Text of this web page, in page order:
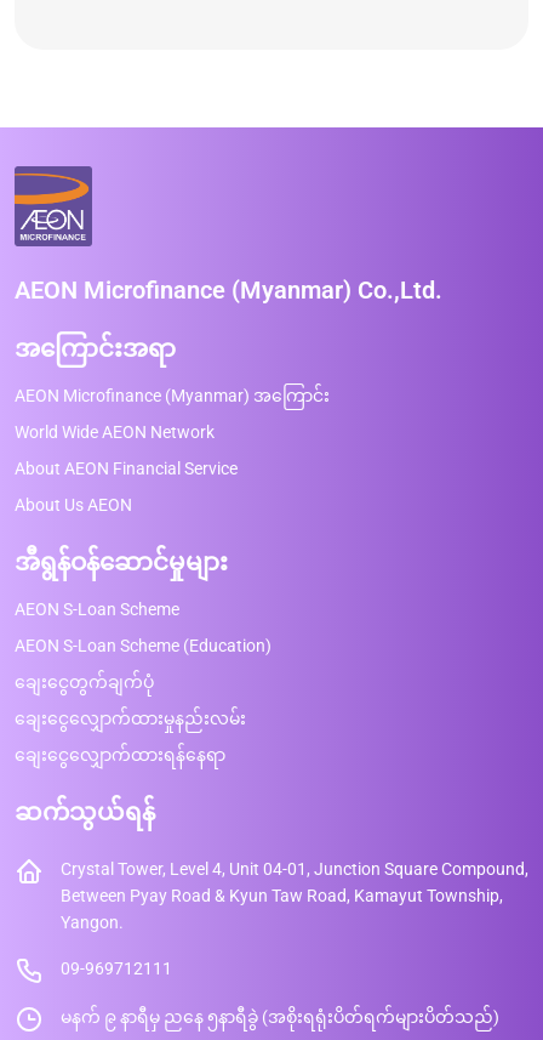
AEON Microfinance (Myanmar) Co.,Ltd.
အကြောင်းအရာ
AEON Microfinance (Myanmar) အကြောင်း
World Wide AEON Network
About AEON Financial Service
About Us AEON
အီရွန်ဝန်ဆောင်မှုများ
AEON S-Loan Scheme
AEON S-Loan Scheme (Education)
ချေးငွေတွက်ချက်ပုံ
ချေးငွေလျှောက်ထားမှုနည်းလမ်း
ချေးငွေလျှောက်ထားရန်နေရာ
ဆက်သွယ်ရန်
Crystal Tower, Level 4, Unit 04-01, Junction Square Compound,
Between Pyay Road & Kyun Taw Road, Kamayut Township,
Yangon.
09-969712111
မနက် ၉ နာရီမှ ညနေ ၅နာရီခွဲ (အစိုးရရုံးပိတ်ရက်များပိတ်သည်)